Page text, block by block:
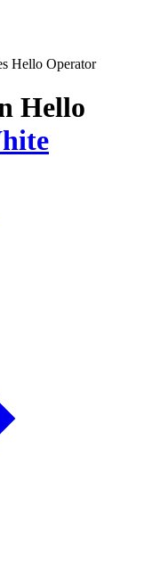
Hello Operator
Hello